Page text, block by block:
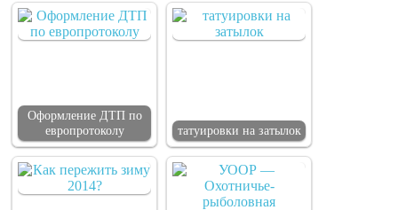
Оформление ДТП по
европротоколу
татуировки на затылок